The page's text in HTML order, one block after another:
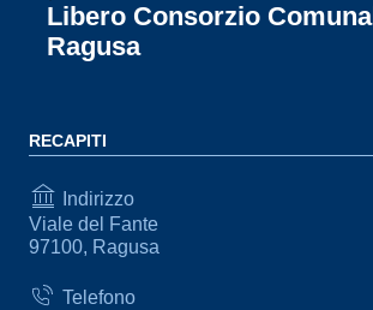
Libero Consorzio
Ragusa
RECAPITI
Indirizzo
Viale del Fante
97100, Ragusa
Telefono